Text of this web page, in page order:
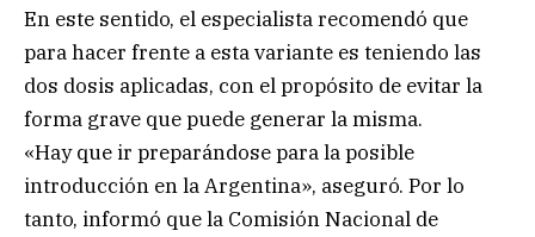
En este sentido, el especialista recomendó que
para hacer frente a esta variante es teniendo las
dos dosis aplicadas, con el propósito de evitar la
forma grave que puede generar la misma.
«Hay que ir preparándose para la posible
introducción en la Argentina», aseguró. Por lo
tanto, informó que la Comisión Nacional de